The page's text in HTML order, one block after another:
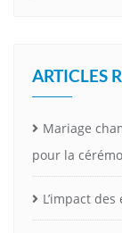
ARTICLES
Mariage
pour la
L’impact